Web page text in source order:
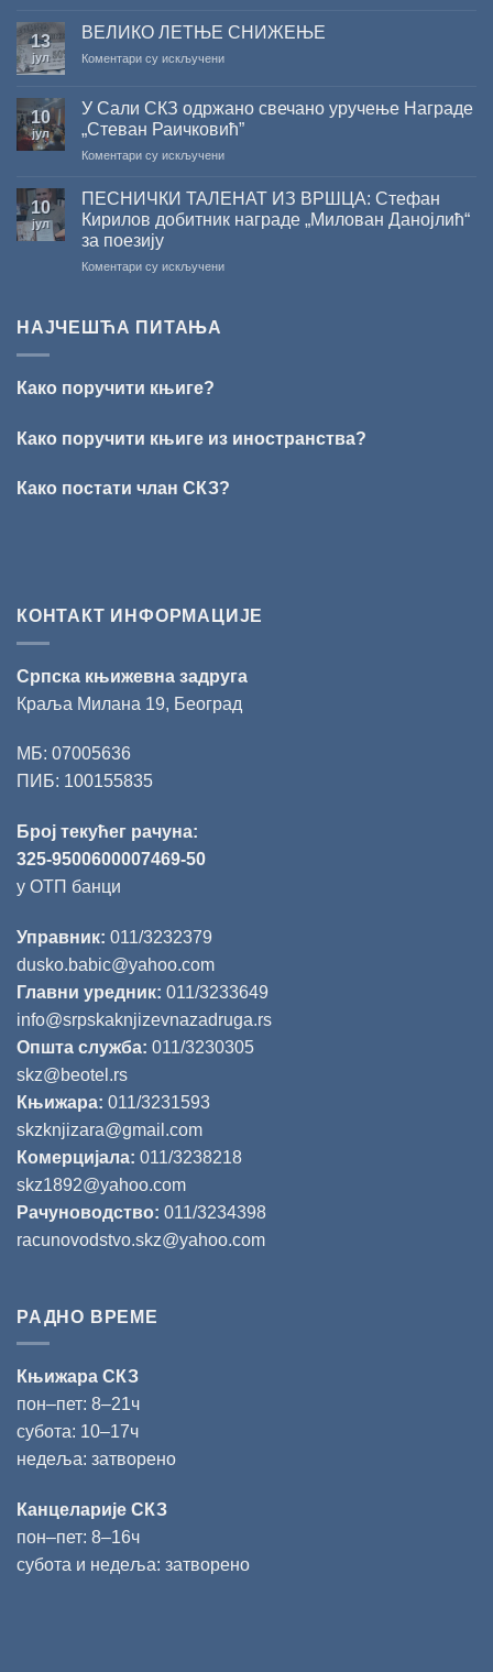
за
капиталних
на
српском
РАДОЈЧИЋ
ЖИЧКЕ
ГОДИНУ
13
јул
ВЕЛИКО ЛЕТЊЕ СНИЖЕЊЕ
Коментари су искљученина
СНИЖЕЊЕ
10
јул
У Сали СКЗ одржано свечано уручење Награде
„Стеван Раичковић”
Коментари су искљученина
Сали
одржано
уручење
10
јул
ПЕСНИЧКИ ТАЛЕНАТ ИЗ ВРШЦА: Стефан
Кирилов добитник награде „Милован Данојлић“
за поезију
Коментари су искљученина
„Милован
поезију
НАЈЧЕШЋА ПИТАЊА
Како поручити књиге?
Како поручити књиге из иностранства?
Како постати члан СКЗ?
КОНТАКТ ИНФОРМАЦИЈЕ
Српска књижевна задруга
Краља Милана 19, Београд
МБ: 07005636
ПИБ: 100155835
Број текућег рачуна:
325-9500600007469-50
у ОТП банци
Управник: 011/3232379
dusko.babic@yahoo.com
Главни уредник: 011/3233649
info@srpskaknjizevnazadruga.rs
Општа служба: 011/3230305
skz@beotel.rs
Књижара: 011/3231593
skzknjizara@gmail.com
Комерцијала: 011/3238218
skz1892@yahoo.com
Рачуноводство: 011/3234398
racunovodstvo.skz@yahoo.com
РАДНО ВРЕМЕ
Књижара СКЗ
пон‒пет: 8‒21ч
субота: 10‒17ч
недеља: затворено
Канцеларије СКЗ
пон‒пет: 8‒16ч
субота и недеља: затворено